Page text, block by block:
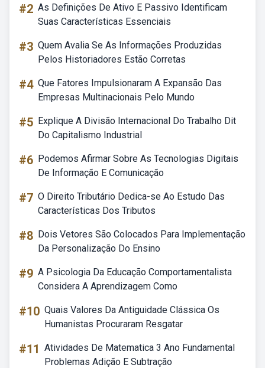
#2 As Definições De Ativo E Passivo Identificam
Suas Características Essenciais
#3 Quem Avalia Se As Informações Produzidas
Pelos Historiadores Estão Corretas
#4 Que Fatores Impulsionaram A Expansão Das
Empresas Multinacionais Pelo Mundo
#5 Explique A Divisão Internacional Do Trabalho Dit
Do Capitalismo Industrial
#6 Podemos Afirmar Sobre As Tecnologias Digitais
De Informação E Comunicação
#7 O Direito Tributário Dedica-se Ao Estudo Das
Características Dos Tributos
#8 Dois Vetores São Colocados Para Implementação
Da Personalização Do Ensino
#9 A Psicologia Da Educação Comportamentalista
Considera A Aprendizagem Como
#10 Quais Valores Da Antiguidade Clássica Os
Humanistas Procuraram Resgatar
#11 Atividades De Matematica 3 Ano Fundamental
Problemas Adição E Subtração